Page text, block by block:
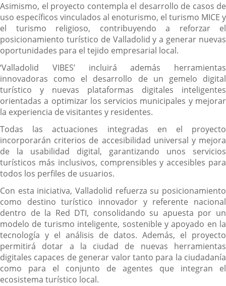
Asimismo, el proyecto contempla el desarrollo de casos de
uso específicos vinculados al enoturismo, el turismo MICE y
el turismo religioso, contribuyendo a reforzar el
posicionamiento turístico de Valladolid y a generar nuevas
oportunidades para el tejido empresarial local.
‘Valladolid VIBES’ incluirá además herramientas
innovadoras como el desarrollo de un gemelo digital
turístico y nuevas plataformas digitales inteligentes
orientadas a optimizar los servicios municipales y mejorar
la experiencia de visitantes y residentes.
Todas las actuaciones integradas en el proyecto
incorporarán criterios de accesibilidad universal y mejora
de la usabilidad digital, garantizando unos servicios
turísticos más inclusivos, comprensibles y accesibles para
todos los perfiles de usuarios.
Con esta iniciativa, Valladolid refuerza su posicionamiento
como destino turístico innovador y referente nacional
dentro de la Red DTI, consolidando su apuesta por un
modelo de turismo inteligente, sostenible y apoyado en la
tecnología y el análisis de datos. Además, el proyecto
permitirá dotar a la ciudad de nuevas herramientas
digitales capaces de generar valor tanto para la ciudadanía
como para el conjunto de agentes que integran el
ecosistema turístico local.